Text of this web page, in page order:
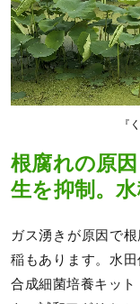
『
根腐れの原
生を抑制。
ガス湧きが原因で
稲もあります。水
合成細菌培養キッ